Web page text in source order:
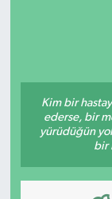
Kim bir
ederse, bir
yürüdüğün
bir